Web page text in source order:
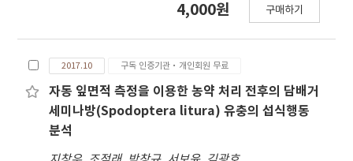
light trap, which is typical used in commercial
were installed at the top side according to
the degree of tomato growth inside the
tomato cultivation greenhouse around the
LED trap. In addition, two types of light-
4,000원 구매하기
2017.10 구독 인증기관·개인회원 무료
자동 잎면적 측정을 이용한 농약 처리 전후의 담배거
세미나방(Spodoptera litura) 유충의 섭식행동
분석